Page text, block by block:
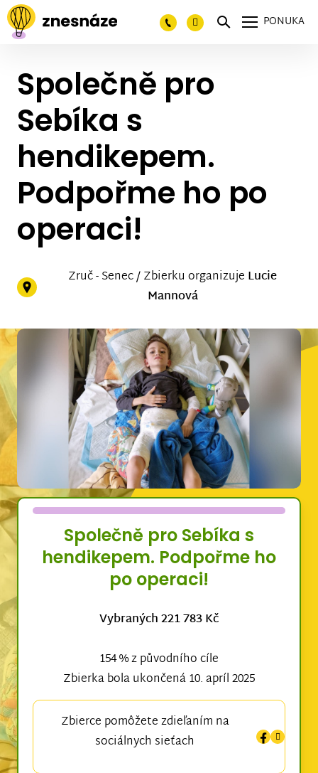
PONUKA
Společně pro
Sebíka s
hendikepem.
Podpořme ho po
operaci!
Zruč - Senec / Zbierku organizuje Lucie
Mannová
Společně pro Sebíka s
hendikepem. Podpořme ho
po operaci!
Vybraných 221 783 Kč
154 % z původního cíle
Zbierka bola ukončená 10. apríl 2025
Zbierce pomôžete zdieľaním na
sociálnych sieťach